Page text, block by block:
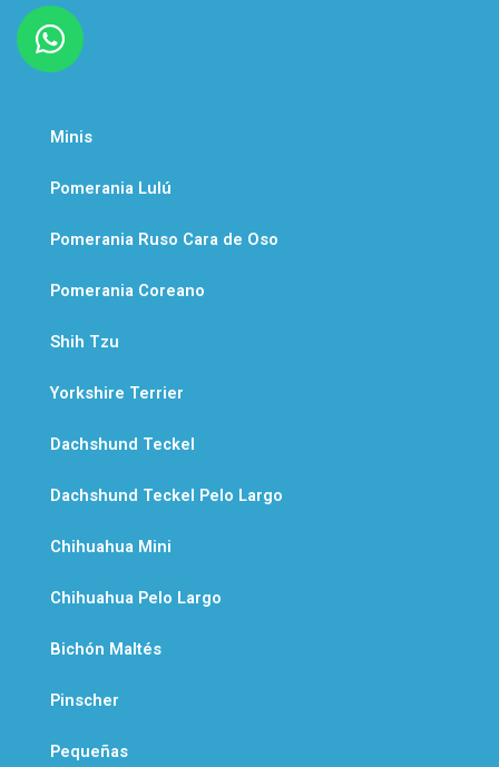
W
h
t
s
a
p
p
Minis
Pomerania Lulú
Pomerania Ruso Cara de Oso
Pomerania Coreano
Shih Tzu
Yorkshire Terrier
Dachshund Teckel
Dachshund Teckel Pelo Largo
Chihuahua Mini
Chihuahua Pelo Largo
Bichón Maltés
Pinscher
Pequeñas